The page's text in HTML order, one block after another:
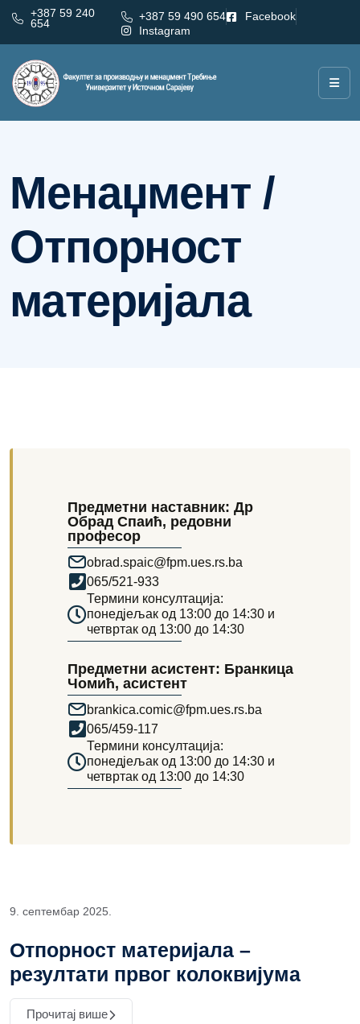
+387 59 240
654
+387 59 490 654
Facebook
Instagram
Категорија:
Менаџмент /
Отпорност
материјала
Предметни наставник: Др
Обрад Спаић, редовни
професор
obrad.spaic@fpm.ues.rs.ba
065/521-933
Термини консултација:
понедјељак од 13:00 до 14:30 и
четвртак од 13:00 до 14:30
Предметни асистент: Бранкица
Чомић, асистент
brankica.comic@fpm.ues.rs.ba
065/459-117
Термини консултација:
понедјељак од 13:00 до 14:30 и
четвртак од 13:00 до 14:30
9. септембар 2025.
Отпорност материјала –
резултати првог колоквијума
Прочитај више